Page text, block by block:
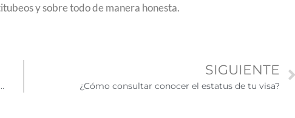
y sobre todo de manera honesta.
que contratan trabajadores extranjeros especializados
SIGUIENTE
¿Cómo consultar conocer el estatus de tu visa?